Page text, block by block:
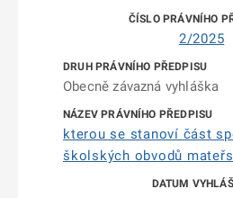
2/2025
Obecně závazná vyhláška
kterou se stanoví část
školských obvodů